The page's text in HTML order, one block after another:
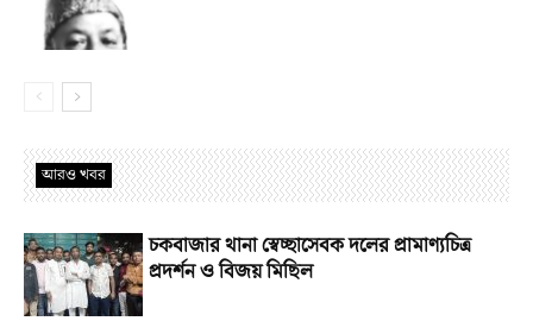
আরও খবর
চকবাজার থানা স্বেচ্ছাসেবক দলের প্রামাণ্যচিত্র
প্রদর্শন ও বিজয় মিছিল